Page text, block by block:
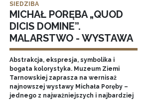
SIEDZIBA
MICHAŁ PORĘBA „QUOD
DICIS DOMINE”.
MALARSTWO - WYSTAWA
Abstrakcja, ekspresja, symbolika i
bogata kolorystyka. Muzeum Ziemi
Tarnowskiej zaprasza na wernisaż
najnowszej wystawy Michała Poręby –
jednego z najważniejszych i najbardziej